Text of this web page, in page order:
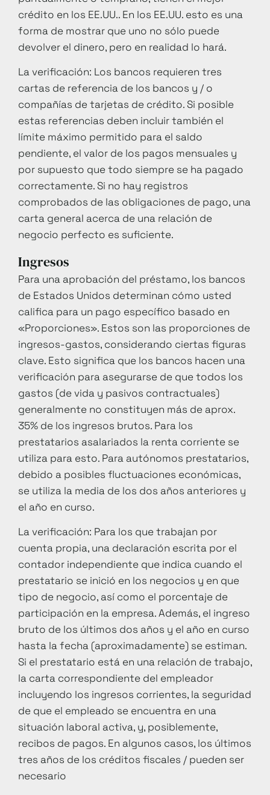
crédito en los EE.UU.. En los EE.UU. esto es una
forma de mostrar que uno no sólo puede
devolver el dinero, pero en realidad lo hará.
La verificación: Los bancos requieren tres
cartas de referencia de los bancos y / o
compañías de tarjetas de crédito. Si posible
estas referencias deben incluir también el
límite máximo permitido para el saldo
pendiente, el valor de los pagos mensuales y
por supuesto que todo siempre se ha pagado
correctamente. Si no hay registros
comprobados de las obligaciones de pago, una
carta general acerca de una relación de
negocio perfecto es suficiente.
Ingresos
Para una aprobación del préstamo, los bancos
de Estados Unidos determinan cómo usted
califica para un pago específico basado en
«Proporciones». Estos son las proporciones de
ingresos-gastos, considerando ciertas figuras
clave. Esto significa que los bancos hacen una
verificación para asegurarse de que todos los
gastos (de vida y pasivos contractuales)
generalmente no constituyen más de aprox.
35% de los ingresos brutos. Para los
prestatarios asalariados la renta corriente se
utiliza para esto. Para autónomos prestatarios,
debido a posibles fluctuaciones económicas,
se utiliza la media de los dos años anteriores y
el año en curso.
La verificación: Para los que trabajan por
cuenta propia, una declaración escrita por el
contador independiente que indica cuando el
prestatario se inició en los negocios y en que
tipo de negocio, así como el porcentaje de
participación en la empresa. Además, el ingreso
bruto de los últimos dos años y el año en curso
hasta la fecha (aproximadamente) se estiman.
Si el prestatario está en una relación de trabajo,
la carta correspondiente del empleador
incluyendo los ingresos corrientes, la seguridad
de que el empleado se encuentra en una
situación laboral activa, y, posiblemente,
recibos de pagos. En algunos casos, los últimos
tres años de los créditos fiscales / pueden ser
necesario